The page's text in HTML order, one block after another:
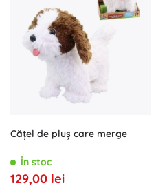
Cățel de pluș care merge
În stoc
129,00 lei